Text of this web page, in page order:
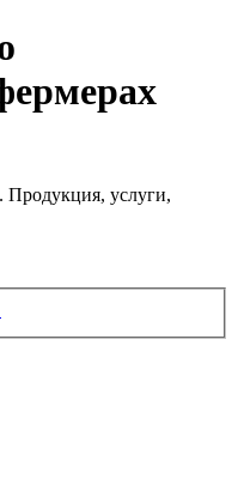
Продукция, услуги,